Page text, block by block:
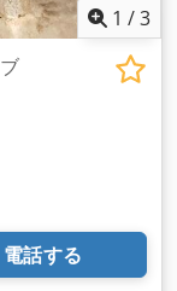
1 /3
電話する